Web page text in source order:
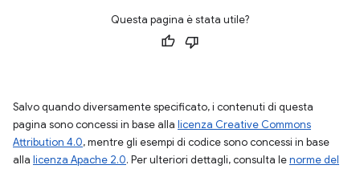
Questa pagina è stata utile?
Salvo quando diversamente specificato, i contenuti di questa
pagina sono concessi in base alla licenza Creative Commons
Attribution 4.0, mentre gli esempi di codice sono concessi in base
alla licenza Apache 2.0. Per ulteriori dettagli, consulta lenorme del